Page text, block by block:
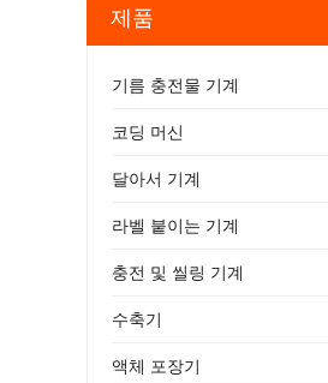
제품
기름 충전물 기계
코딩 머신
달아서 기계
라벨 붙이는 기계
충전 및 씰링 기계
수축기
액체 포장기